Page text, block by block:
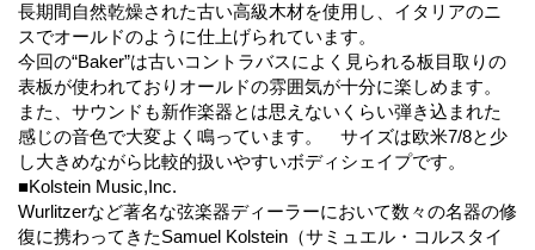
長期間自然乾燥された古い高級木材を使用し、イタリアのニ
スでオールドのように仕上げられています。
今回の“Baker”は古いコントラバスによく見られる板目取りの
表板が使われておりオールドの雰囲気が十分に楽しめます。
また、サウンドも新作楽器とは思えないくらい弾き込まれた
感じの音色で大変よく鳴っています。 サイズは欧米7/8と少
し大きめながら比較的扱いやすいボディシェイプです。
■Kolstein Music,Inc.
Wurlitzerなど著名な弦楽器ディーラーにおいて数々の名器の修
復に携わってきたSamuel Kolstein（サミュエル・コルスタイ